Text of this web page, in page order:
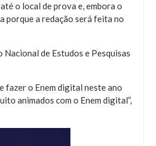
o local de prova e, embora o
porque a redação será feita no
de Estudos e Pesquisas
fazer o Enem digital neste ano
animados com o Enem digital”,